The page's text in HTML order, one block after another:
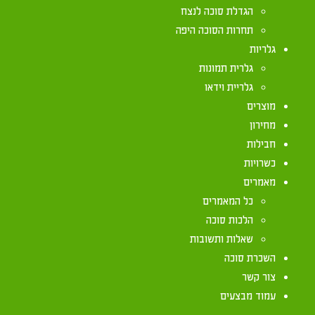
הגדלת סוכה לנצח
תחרות הסוכה היפה
גלריות
גלרית תמונות
גלריית וידאו
מוצרים
מחירון
חבילות
כשרויות
מאמרים
כל המאמרים
הלכות סוכה
שאלות ותשובות
השכרת סוכה
צור קשר
עמוד מבצעים